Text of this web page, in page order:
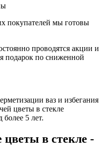
покупателей мы готовы
проводятся акции и
подарок по сниженной
ваз и избегания
цветы в стекле
5 лет.
в стекле -